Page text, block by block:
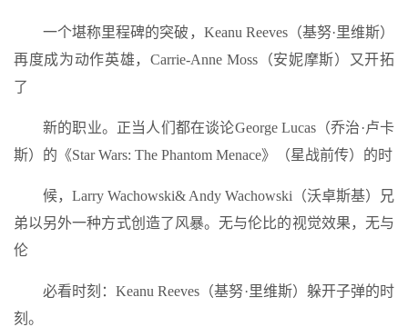
一个堪称里程碑的突破，Keanu Reeves（基努·里维斯）
再度成为动作英雄，Carrie-Anne Moss（安妮摩斯）又开拓
了
新的职业。正当人们都在谈论George Lucas（乔治·卢卡
斯）的《Star Wars: The Phantom Menace》（星战前传）的时
候，Larry Wachowski& Andy Wachowski（沃卓斯基）兄
弟以另外一种方式创造了风暴。无与伦比的视觉效果，无与
伦
必看时刻：Keanu Reeves（基努·里维斯）躲开子弹的时
刻。